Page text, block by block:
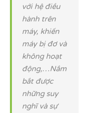
với hệ điều
hành trên
máy, khiến
máy bị đơ và
không hoạt
động,…Nắm
bắt được
những suy
nghĩ và sự